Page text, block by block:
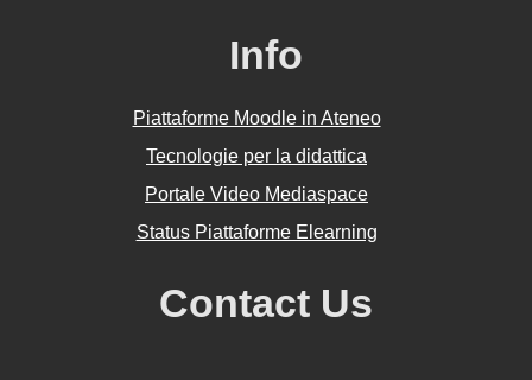
Info
Piattaforme Moodle in Ateneo
Tecnologie per la didattica
Portale Video Mediaspace
Status Piattaforme Elearning
Contact Us